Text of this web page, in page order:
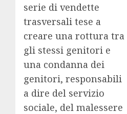
serie di vendette
trasversali tese a
creare una rottura tra
gli stessi genitori e
una condanna dei
genitori, responsabili
a dire del servizio
sociale, del malessere